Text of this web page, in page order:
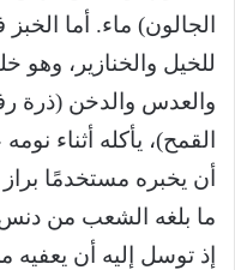
الجالون) ماء. أما
للخيل والخنازير، وهو
والعدس والدخن (ذرة
القمح)، يأكله أثناء
أن يخبره مستخدمًا
إذ توسل إليه أن